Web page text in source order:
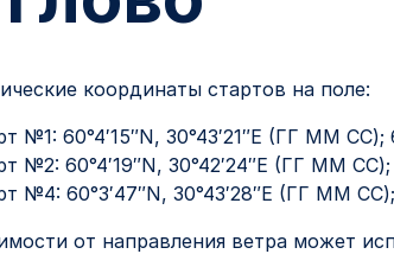
координаты стартов на поле:
№1: 60°4′15″N, 30°43′21″E (ГГ ММ
№2: 60°4′19″N, 30°42′24″E (ГГ ММ
№4: 60°3′47″N, 30°43′28″E (ГГ ММ
от направления ветра может